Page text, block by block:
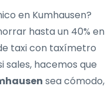
en Kumhausen?
hasta un 40% en
taxi con taxímetro
sales, hacemos que
sea cómodo,